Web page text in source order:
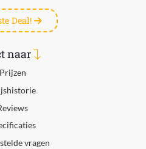
Deal!
naar
Prijzen
vragen